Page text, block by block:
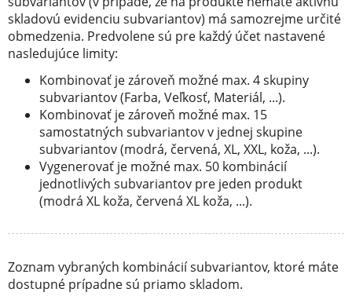
skladovú evidenciu subvariantov) má samozrejme určité
obmedzenia. Predvolene sú pre každý účet nastavené
nasledujúce limity:
Kombinovať je zároveň možné max. 4 skupiny
subvariantov (Farba, Veľkosť, Materiál, ...).
Kombinovať je zároveň možné max. 15
samostatných subvariantov v jednej skupine
subvariantov (modrá, červená, XL, XXL, koža, ...).
Vygenerovať je možné max. 50 kombinácií
jednotlivých subvariantov pre jeden produkt
(modrá XL koža, červená XL koža, ...).
Zoznam vybraných kombinácií subvariantov, ktoré máte
dostupné prípadne sú priamo skladom.